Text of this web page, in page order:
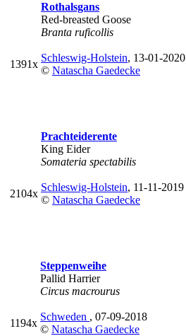
1391x
Rothalsgans
Red-breasted Goose
Branta ruficollis
Schleswig-Holstein, 13-01-2020
© Natascha Gaedecke
2104x
Prachteiderente
King Eider
Somateria spectabilis
Schleswig-Holstein, 11-11-2019
© Natascha Gaedecke
1194x
Steppenweihe
Pallid Harrier
Circus macrourus
Schweden , 07-09-2018
© Natascha Gaedecke